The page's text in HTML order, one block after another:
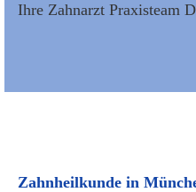
Ihre Zahnarzt Praxisteam
Zahnheilkunde in